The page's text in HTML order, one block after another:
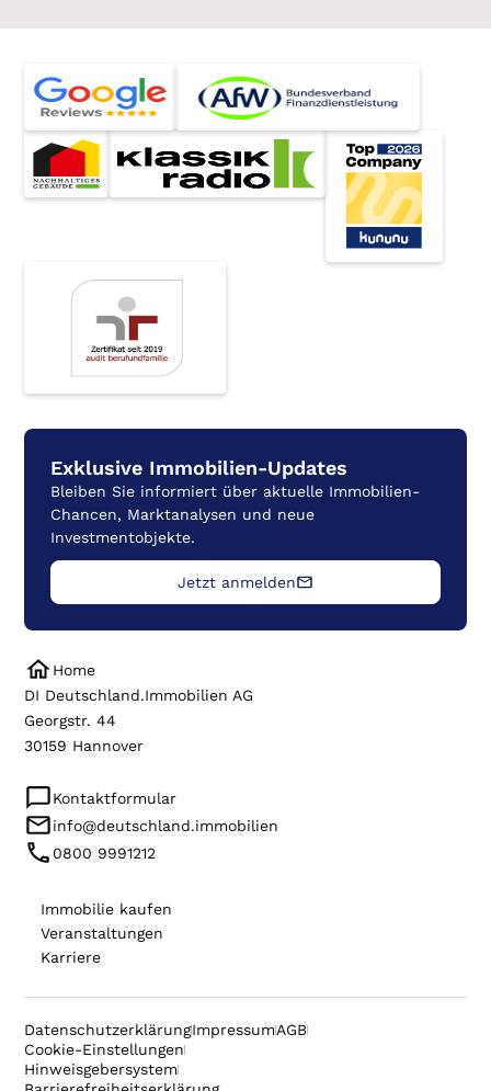
Silvia Becker
Projektkoordination
Home
DI Deutschland.Immobilien AG
Georgstr. 44
30159 Hannover
Kontaktformular
info@deutschland.immobilien
0800 9991212
Immobilie kaufen
Veranstaltungen
Karriere
Exklusive Immobilien-Updates
Bleiben Sie informiert über aktuelle Immobilien-
Chancen, Marktanalysen und neue
Investmentobjekte.
Jetzt anmelden
DatenschutzerklärungImpressumAGB
Cookie-Einstellungen
Hinweisgebersystem